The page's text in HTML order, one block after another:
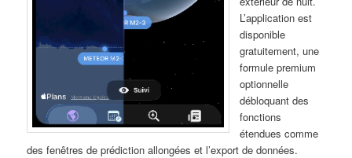
L’application est
disponible
gratuitement, une
formule premium
optionnelle
débloquant des
fonctions
étendues comme
des fenêtres de prédiction allongées et l’export de données.